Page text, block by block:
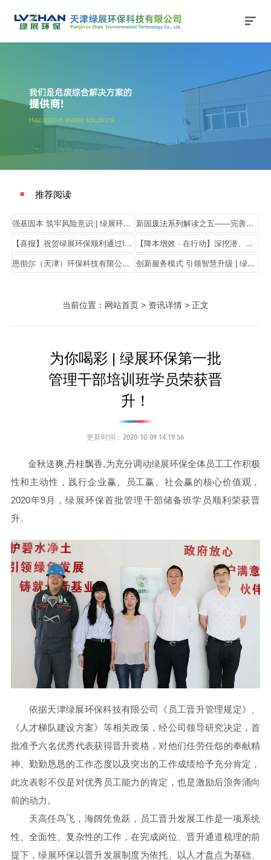
联系我们
搜索
■ 推荐阅读
强基固本 筑牢风险意识 | 绿展环保开展合同与廉洁法律知识培训 新固废法系列解读之五——完善环境许可证制度 推动危险废物利用处置规范化
【喜报】祝贺绿展环保顺利通过IS09001&IS014001体系认证！ 【降本增效 · 在行动】深挖潜、巧增效，开源节流助力发展
恩彻尔（天津）环保科技有限公司企业环境信息公开 创新服务模式 引领智慧升级 | 绿展环保危废智能平台已上线
当前位置：网站首页 > 资讯详情 > 正文
为你喝彩 | 绿展环保第一批
管理干部培训班学员荣获晋
升！
更新时间：2020-10-09 14:19:56
金秋送爽,丹桂飘香,为充分调动绿展环保全体员工工作积极
性和主动性，践行企业赢、员工赢、社会赢的核心价值观，
2020年9月，绿展环保首批管理干部储备班学员顺利荣获晋
升。
依据天津绿展环保科技有限公司《员工晋升管理规定》、
《人才梯队建设方案》等相关政策，经公司领导研究决定，首
批准予六名优秀代表获得晋升资格，对他们任劳任怨的奉献精
神、勤勤恳恳的工作态度以及突出的工作成绩给予充分肯定，
此次表彰不仅是对优秀员工能力的肯定，也是激励后浪奔涌向
前的动力。
天高任鸟飞，海阔凭鱼跃，员工晋升发展工作是一项系统
性、全面性、复杂性的工作，在完成岗位、晋升通道梳理的前
提下，绿展环保以晋升发展制度为依托、以人才盘点为基础、